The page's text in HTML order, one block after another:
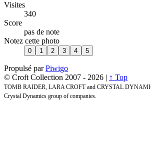
Visites
340
Score
pas de note
Notez cette photo
Propulsé parPiwigo
© Croft Collection 2007 - 2026 | ↑ Top
TOMB RAIDER, LARA CROFT and CRYSTAL
Crystal Dynamics group of companies.